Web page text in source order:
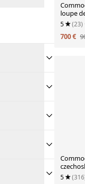
loupe
Italie
5 (23)
700 €
5